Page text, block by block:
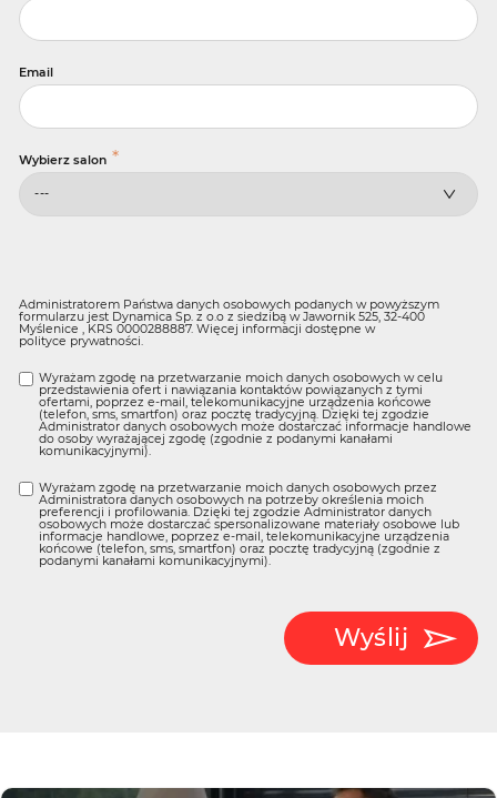
Email
Wybierz salon *
Administratorem Państwa danych osobowych podanych w powyższym
formularzu jest Dynamica Sp. z o.o z siedzibą w Jawornik 525, 32-400
Myślenice , KRS 0000288887. Więcej informacji dostępne w
polityce prywatności.
Wyrażam zgodę na przetwarzanie moich danych osobowych w celu
przedstawienia ofert i nawiązania kontaktów powiązanych z tymi
ofertami, poprzez e-mail, telekomunikacyjne urządzenia końcowe
(telefon, sms, smartfon) oraz pocztę tradycyjną. Dzięki tej zgodzie
Administrator danych osobowych może dostarczać informacje handlowe
do osoby wyrażającej zgodę (zgodnie z podanymi kanałami
komunikacyjnymi).
Wyrażam zgodę na przetwarzanie moich danych osobowych przez
Administratora danych osobowych na potrzeby określenia moich
preferencji i profilowania. Dzięki tej zgodzie Administrator danych
osobowych może dostarczać spersonalizowane materiały osobowe lub
informacje handlowe, poprzez e-mail, telekomunikacyjne urządzenia
końcowe (telefon, sms, smartfon) oraz pocztę tradycyjną (zgodnie z
podanymi kanałami komunikacyjnymi).
Wyślij